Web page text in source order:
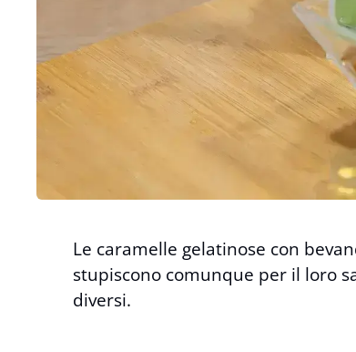
Le caramelle gelatinose con
stupiscono comunque per il loro
diversi.